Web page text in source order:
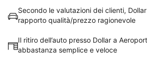
Secondo le valutazioni dei clienti,
rapporto qualità/prezzo ragionevole
Il ritiro dell’auto presso Dollar a
abbastanza semplice e veloce